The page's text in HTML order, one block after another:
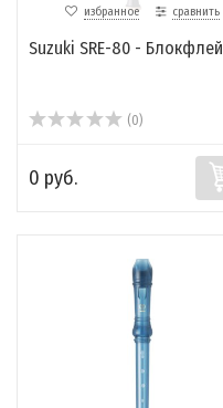
избранное сравнить
Suzuki SRE-80 -
(0)
0 руб.